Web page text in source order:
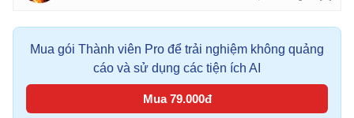
Mua gói Thành viên Pro để trải nghiệm không quảng
cáo và sử dụng các tiện ích AI
Mua 79.000đ